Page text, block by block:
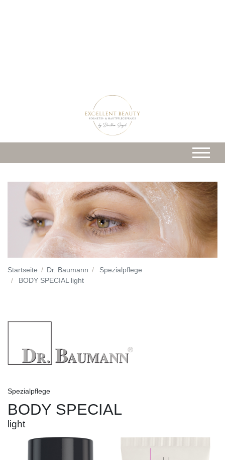
Startseite Dr. Baumann
Spezialpflege
BODY SPECIAL light
Spezialpflege
BODY SPECIAL
light